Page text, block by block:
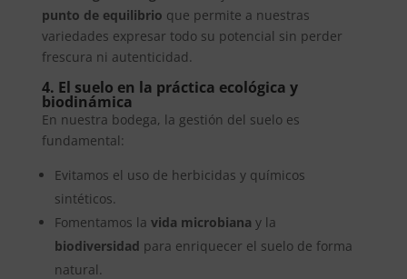
punto de equilibrio que permite a nuestras
variedades expresar todo su potencial sin perder
frescura ni autenticidad.
4. El suelo en la práctica ecológica y
biodinámica
En nuestra bodega, la gestión del suelo es
fundamental:
Evitamos el uso de herbicidas y químicos
sintéticos.
Fomentamos lavida microbiana y la
biodiversidad para enriquecer el suelo de forma
natural.